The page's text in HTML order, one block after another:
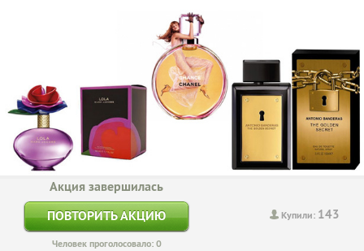
Купили: 143
Акция завершилась
ПОВТОРИТЬ АКЦИЮ
Человек проголосовало: 0